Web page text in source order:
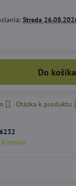
Streda
Do košíka
Otázka k produktu
Kondela